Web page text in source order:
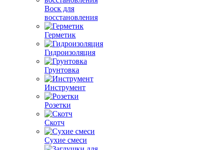
Воск для
восстановления
Герметик
Гидроизоляция
Грунтовка
Инструмент
Розетки
Скотч
Сухие смеси